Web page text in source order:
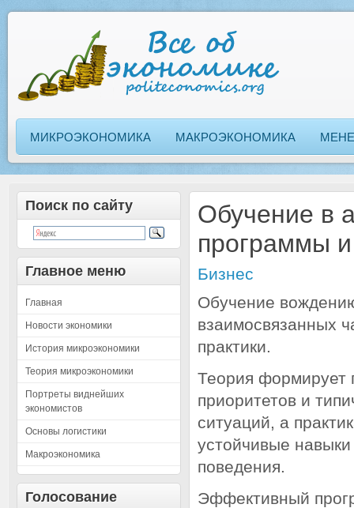
МИКРОЭКОНОМИКА МАКРОЭКОНОМИКА
Поиск по сайту
Главное меню
Главная
Новости экономики
История микроэкономики
Теория микроэкономики
Портреты виднейших
экономистов
Основы логистики
Макроэкономика
Голосование
Обучение в
программы и
Бизнес
Обучение
взаимосвязанных
практики.
Теория формирует
приоритетов и
ситуаций, а
устойчивые
поведения.
Эффективный